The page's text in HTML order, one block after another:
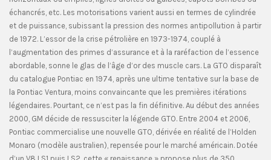
échancrés, etc. Les motorisations varient aussi en termes de cylindrée
et de puissance, subissant la pression des normes antipollution à partir
de 1972. L’essor de la crise pétrolière en 1973-1974, couplé à
l’augmentation des primes d’assurance et à la raréfaction de l’essence
abordable, sonne le glas de l’âge d’or des muscle cars. La GTO disparaît
du catalogue Pontiac en 1974, après une ultime tentative sur la base de
la Pontiac Ventura, moins convaincante que les premières itérations
légendaires. Pourtant, ce n’est pas la fin définitive. Au début des années
2000, GM décide de ressusciter la légende GTO. Entre 2004 et 2006,
Pontiac commercialise une nouvelle GTO, dérivée en réalité de l’Holden
Monaro (modèle australien), repensée pour le marché américain. Dotée